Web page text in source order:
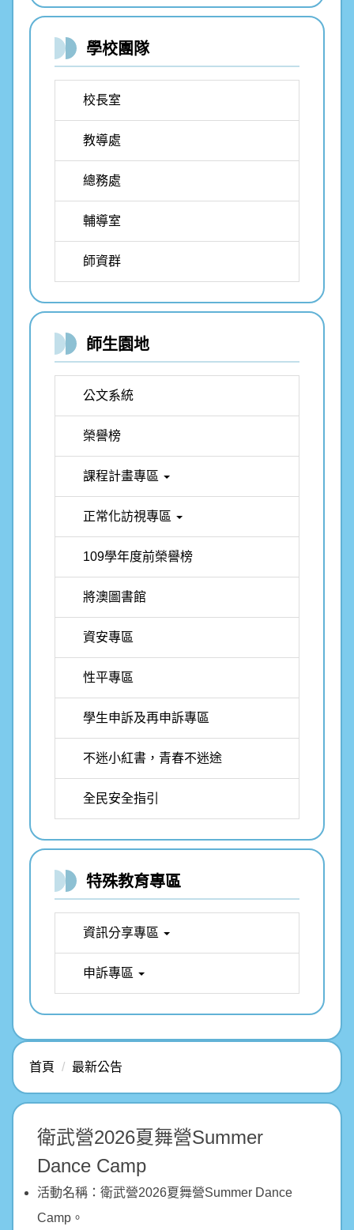
學校團隊
校長室
教導處
總務處
輔導室
師資群
師生園地
公文系統
榮譽榜
課程計畫專區
正常化訪視專區
109學年度前榮譽榜
將澳圖書館
資安專區
性平專區
學生申訴及再申訴專區
不迷小紅書，青春不迷途
全民安全指引
特殊教育專區
資訊分享專區
申訴專區
首頁 最新公告
衛武營2026夏舞營Summer
Dance Camp
活動名稱：衛武營2026夏舞營Summer Dance
Camp。